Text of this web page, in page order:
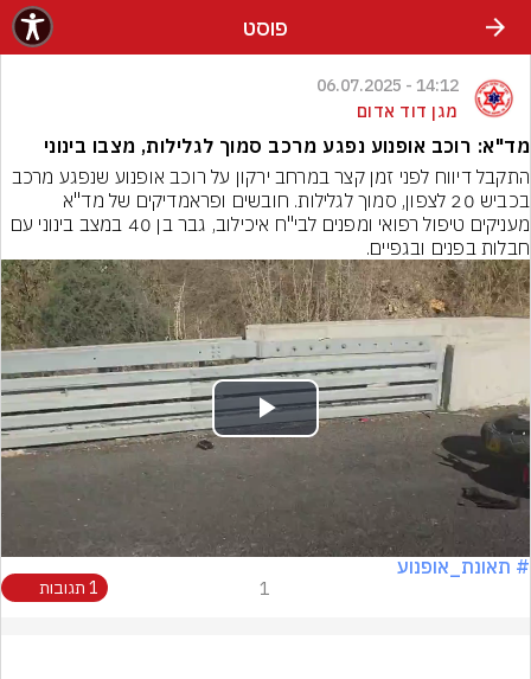
פוסט
14:12 - 06.07.2025
מגן דוד אדום
מד"א: רוכב אופנוע נפגע מרכב סמוך לגלילות, מצבו בינוני
חבלות בפנים ובגפיים.
Play
Video
# תאונת_אופנוע
1 1 תגובות